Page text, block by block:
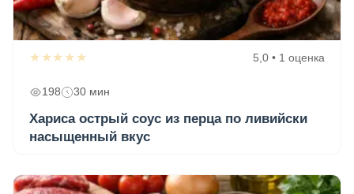
★★★★★ 5,0 • 1 оценка
198 30 мин
Хариса острый соус из перца по ливийски
насыщенный вкус